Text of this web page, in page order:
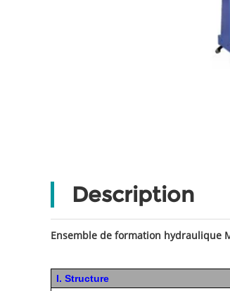
Description
Ensemble de formation hydraulique
I. Structure